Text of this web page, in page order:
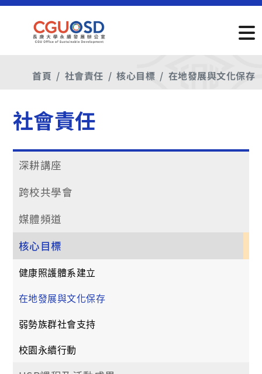
首頁 社會責任 核心目標 在地發展與文化保存
社會責任
深耕講座
跨校共學會
媒體頻道
核心目標
健康照護體系建立
在地發展與文化保存
弱勢族群社會支持
校園永續行動